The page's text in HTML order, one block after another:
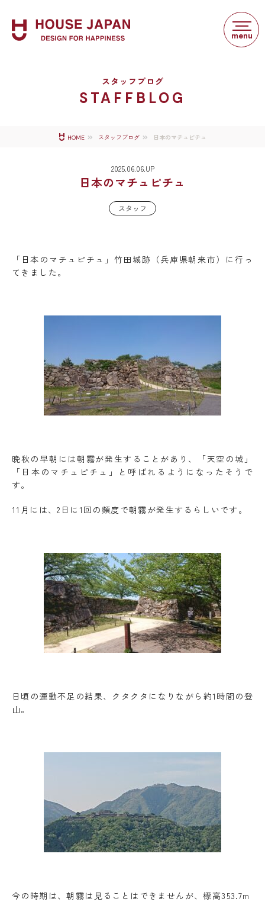
スタッフブログ
STAFFBLOG
HOME スタッフブログ 日本のマチュピチュ
2025.06.06.UP
日本のマチュピチュ
スタッフ
「日本のマチュピチュ」竹田城跡（兵庫県朝来市）に行っ
てきました。
晩秋の早朝には朝霧が発生することがあり、「天空の城」
「日本のマチュピチュ」と呼ばれるようになったそうで
す。
11月には、2日に1回の頻度で朝霧が発生するらしいです。
日頃の運動不足の結果、クタクタになりながら約1時間の登
山。
今の時期は、朝霧は見ることはできませんが、標高353.7m